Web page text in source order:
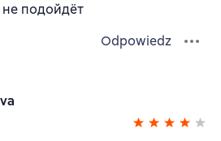
подойдёт
Odpowiedz